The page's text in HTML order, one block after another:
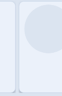
2.3.9
Forumunuza
Türkçe dili
mı? İyi